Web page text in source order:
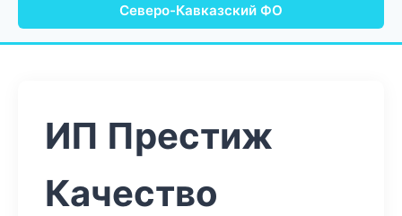
Северо-Кавказский ФО
ИП Престиж
Качество